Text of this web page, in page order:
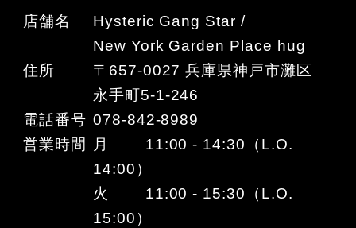
店舗名
Hysteric Gang Star /
New York Garden Place hug
住所
〒657-0027 兵庫県神戸市灘区
永手町5-1-246
電話番号 078-842-8989
営業時間
月 11:00 - 14:30（L.O.
14:00）
火 11:00 - 15:30（L.O.
15:00）